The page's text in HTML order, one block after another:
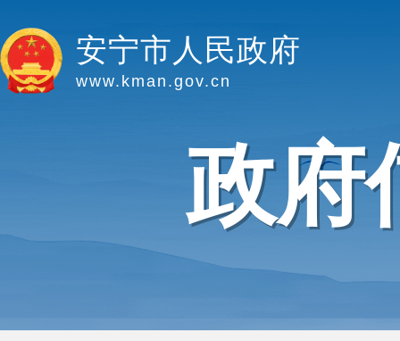
安宁市人民政府
www.kman.gov.cn
政府